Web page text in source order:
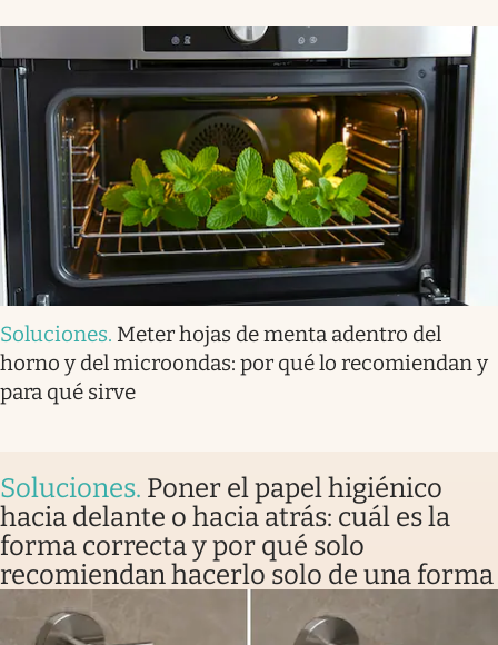
Soluciones. Meter hojas de menta adentro del
horno y del microondas: por qué lo recomiendan y
para qué sirve
Soluciones. Poner el papel higiénico
hacia delante o hacia atrás: cuál es la
forma correcta y por qué solo
recomiendan hacerlo solo de una forma